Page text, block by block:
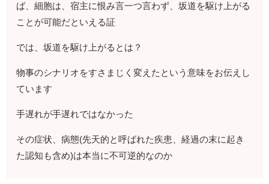
ば、細胞は、宿主に恨み言一つ言わず、坂道を駆け上がる
ことが可能だといえる証
では、坂道を駆け上がるとは？
物事のシナリオをすさまじく変えたという意味をお伝えし
ています
手遅れが手遅れではなかった
その症状、病態(先天的と呼ばれた疾患、経過の末に起き
た認知も含め)は本当に不可逆的なのか